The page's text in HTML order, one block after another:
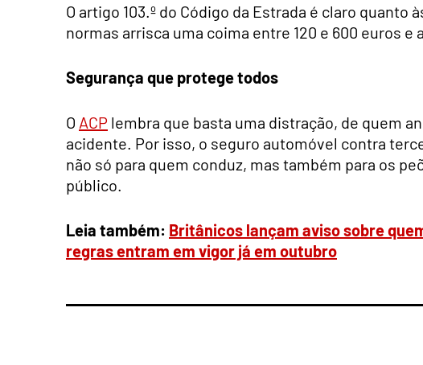
O artigo 103.º do Código da Estrada é claro
normas arrisca uma coima entre 120 e 600 euros e
Segurança que protege todos
O ACP lembra que basta uma distração, de quem
acidente. Por isso, o seguro automóvel contra
não só para quem conduz, mas também para os
público.
Leia também: Britânicos lançam aviso sobre
regras entram em vigor já em outubro